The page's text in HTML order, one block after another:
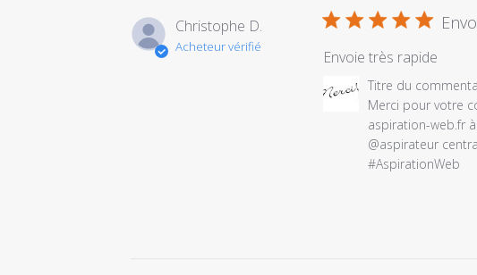
Christophe D.
Acheteur vérifié
Envoie très rapide
Commentaires
du
propriétaire
magasin
Titre du
Merci pour votre
aspiration-web.fr
@aspirateur
#AspirationWeb